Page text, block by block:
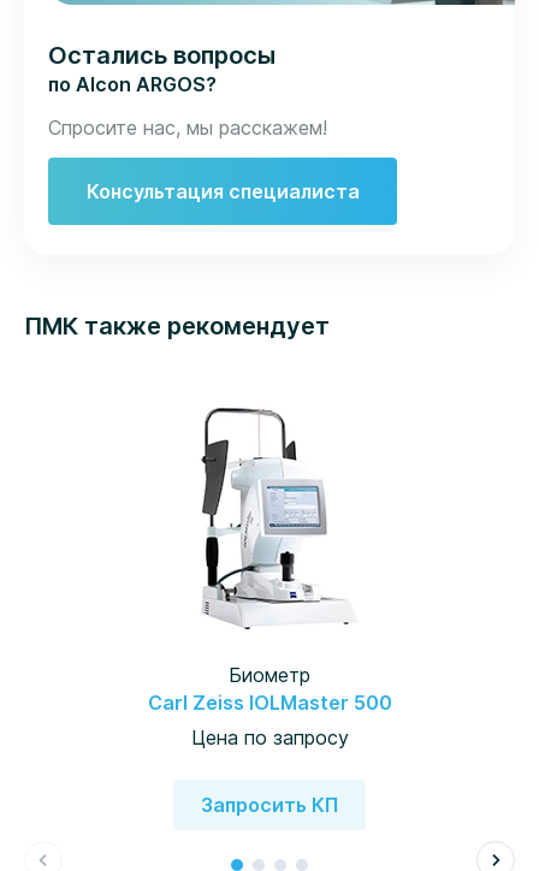
Остались вопросы
по Alcon ARGOS?
Спросите нас, мы расскажем!
Консультация специалиста
ПМК также рекомендует
Биометр
Carl Zeiss IOLMaster 500
Цена по запросу
Запросить КП